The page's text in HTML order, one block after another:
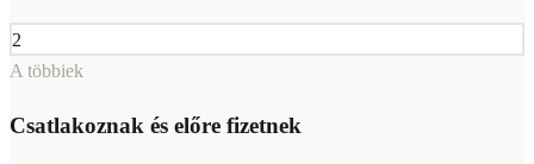
2
A többiek
Csatlakoznak és előre fizetnek